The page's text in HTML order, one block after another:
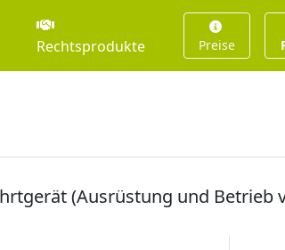
Rechtsprodukte Preise
(Ausrüstung und Betrieb